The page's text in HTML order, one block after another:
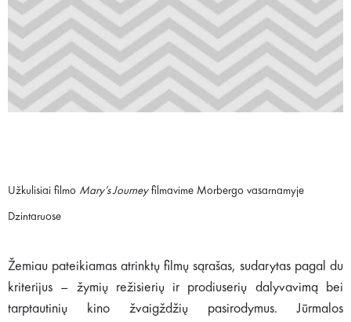
Užkulisiai filmo Mary’s Journeyfilmavime Morbergo vasarnamyje
Dzintaruose
Žemiau pateikiamas atrinktų filmų sąrašas, sudarytas pagal du
kriterijus – žymių režisierių ir prodiuserių dalyvavimą bei
tarptautinių kino žvaigždžių pasirodymus. Jūrmalos